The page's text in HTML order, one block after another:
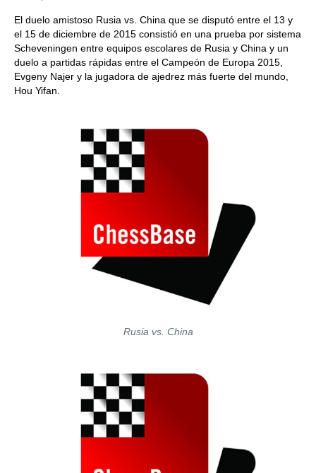
El duelo amistoso Rusia vs. China que se disputó entre el 13 y
el 15 de diciembre de 2015 consistió en una prueba por sistema
Scheveningen entre equipos escolares de Rusia y China y un
duelo a partidas rápidas entre el Campeón de Europa 2015,
Evgeny Najer y la jugadora de ajedrez más fuerte del mundo,
Hou Yifan.
Rusia vs. China